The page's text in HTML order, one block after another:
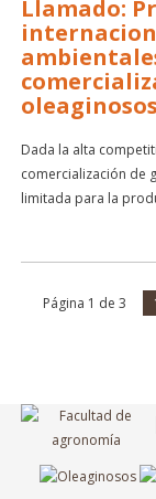
Llamado:
oleaginosos
Dada la alta
comercialización de
limitada para la
Página 1 de 3